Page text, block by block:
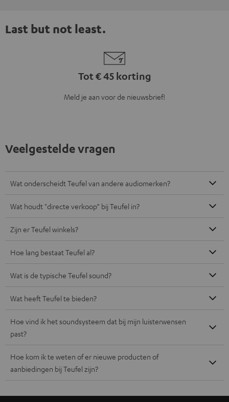
Last but not least.
Tot € 45 korting
Meld je aan voor de nieuwsbrief!
Veelgestelde vragen
Wat onderscheidt Teufel van andere audiomerken?
Wat houdt "directe verkoop“ bij Teufel in?
Zijn er Teufel winkels?
Hoe lang bestaat Teufel al?
Wat is de typische Teufel sound?
Wat heeft Teufel te bieden?
Hoe vind ik het soundsysteem dat bij mijn luisterwensen
past?
Hoe kom ik te weten of er nieuwe producten of
aanbiedingen bij Teufel zijn?